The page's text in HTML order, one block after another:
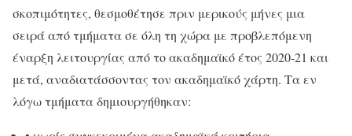
σκοπιμότητες, θεσμοθέτησε πριν μερικούς μήνες μια
σειρά από τμήματα σε όλη τη χώρα με προβλεπόμενη
έναρξη λειτουργίας από το ακαδημαϊκό έτος 2020-21 και
μετά, αναδιατάσσοντας τον ακαδημαϊκό χάρτη. Τα εν
λόγω τμήματα δημιουργήθηκαν: